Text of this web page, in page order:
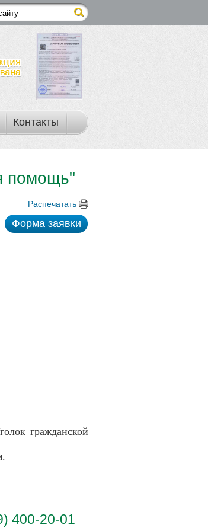
Контакты
помощь"
Распечатать
Форма заявки
гражданской
400-20-01